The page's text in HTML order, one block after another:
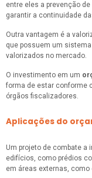
entre eles a prevenção
garantir a continuidade
Outra vantagem é a
que possuem um
valorizados no mercado.
O investimento em um
forma de estar conforme
órgãos fiscalizadores.
Aplicações do
Um projeto de combate a
edifícios, como prédios
em áreas externas,